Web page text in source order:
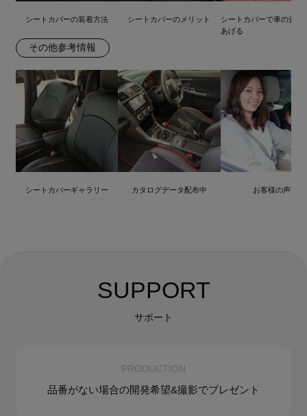
シートカバーの装着方法 シートカバーのメリット
シートカバーで車の査定
あげる
その他参考情報
シートカバーギャラリー カタログデータ配布中 お客様の声
SUPPORT
サポート
PRODUCTION
品番がない場合の開発希望&撮影でプレゼント